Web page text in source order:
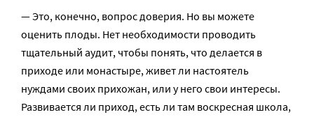
— Это, конечно, вопрос доверия. Но вы можете
оценить плоды. Нет необходимости проводить
тщательный аудит, чтобы понять, что делается в
приходе или монастыре, живет ли настоятель
нуждами своих прихожан, или у него свои интересы.
Развивается ли приход, есть ли там воскресная школа,